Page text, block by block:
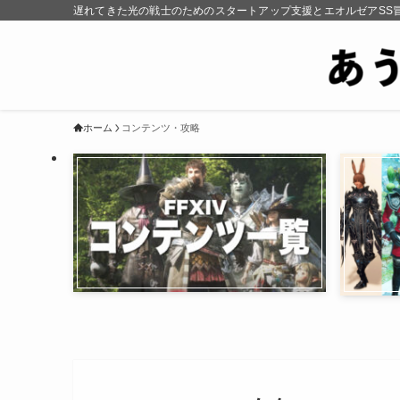
遅れてきた光の戦士のためのスタートアップ支援とエオルゼアSS
ホーム コンテンツ・攻略